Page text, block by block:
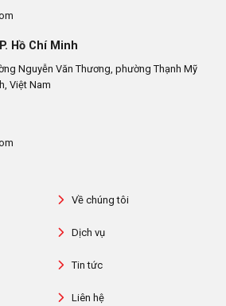
Hồ Chí Minh
Nguyễn Văn Thương, phường Thạnh Mỹ
Việt Nam
Về chúng tôi
Dịch vụ
Tin tức
Liên hệ